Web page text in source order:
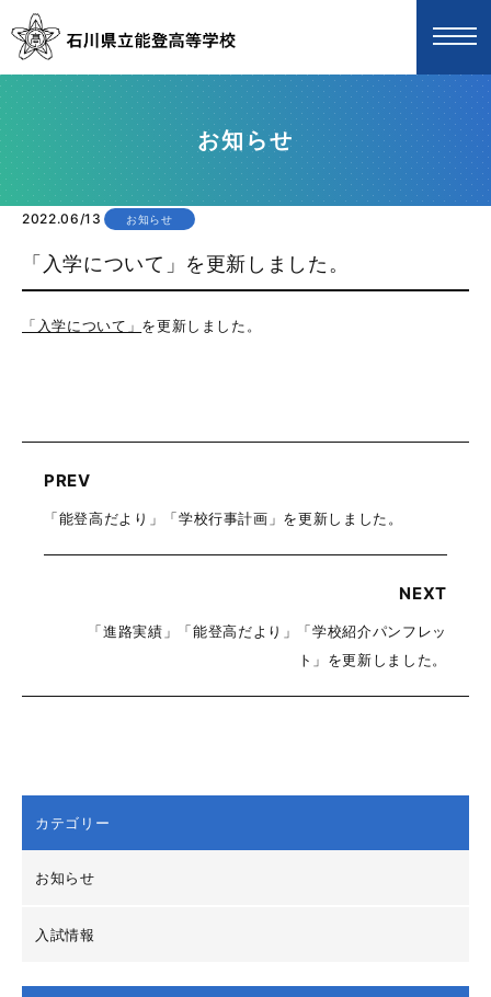
お知らせ
2022.06/13 お知らせ
「入学について」を更新しました。
「入学について」 を更新しました。
PREV
「能登高だより」「学校行事計画」を更新しました。
NEXT
「進路実績」「能登高だより」「学校紹介パンフレッ
ト」を更新しました。
カテゴリー
お知らせ
入試情報